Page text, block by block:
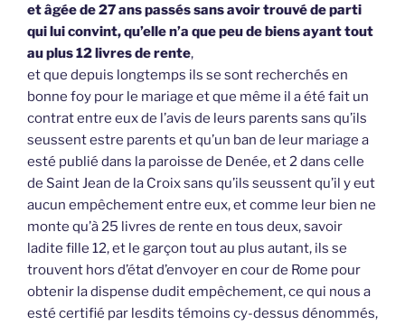
et âgée de 27 ans passés sans avoir trouvé de parti
qui lui convint, qu’elle n’a que peu de biens ayant tout
au plus 12 livres de rente,
et que depuis longtemps ils se sont recherchés en
bonne foy pour le mariage et que même il a été fait un
contrat entre eux de l’avis de leurs parents sans qu’ils
seussent estre parents et qu’un ban de leur mariage a
esté publié dans la paroisse de Denée, et 2 dans celle
de Saint Jean de la Croix sans qu’ils seussent qu’il y eut
aucun empêchement entre eux, et comme leur bien ne
monte qu’à 25 livres de rente en tous deux, savoir
ladite fille 12, et le garçon tout au plus autant, ils se
trouvent hors d’état d’envoyer en cour de Rome pour
obtenir la dispense dudit empêchement, ce qui nous a
esté certifié par lesdits témoins cy-dessus dénommés,